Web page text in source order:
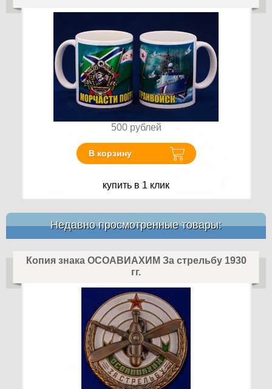
500 рублей
В корзину
купить в 1 клик
Недавно просмотренные товары:
Копия знака ОСОАВИАХИМ За стрельбу 1930
гг.